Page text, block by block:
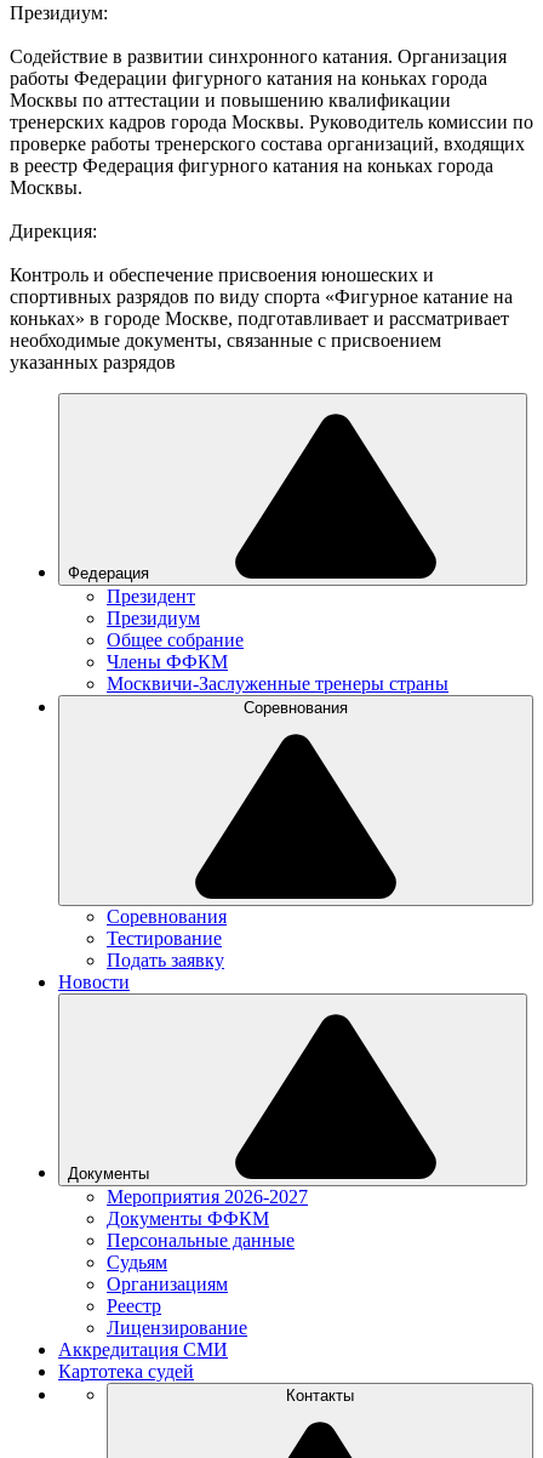
Президиум:
Содействие в развитии синхронного катания. Организация
работы Федерации фигурного катания на коньках города
Москвы по аттестации и повышению квалификации
тренерских кадров города Москвы. Руководитель комиссии по
проверке работы тренерского состава организаций, входящих
в реестр Федерация фигурного катания на коньках города
Москвы.
Дирекция:
Контроль и обеспечение присвоения юношеских и
спортивных разрядов по виду спорта «Фигурное катание на
коньках» в городе Москве, подготавливает и рассматривает
необходимые документы, связанные с присвоением
указанных разрядов
Федерация
Президент
Президиум
Общее собрание
Члены ФФКМ
Москвичи-Заслуженные тренеры страны
Соревнования
Соревнования
Тестирование
Подать заявку
Новости
Документы
Мероприятия 2026-2027
Документы ФФКМ
Персональные данные
Судьям
Организациям
Реестр
Лицензирование
Аккредитация СМИ
Картотека судей
Контакты